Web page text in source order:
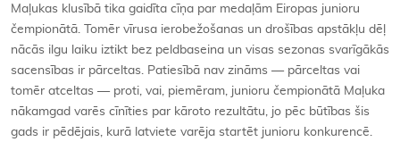
Maļukas klusībā tika gaidīta cīņa par medaļām Eiropas junioru
čempionātā. Tomēr vīrusa ierobežošanas un drošības apstākļu dēļ
nācās ilgu laiku iztikt bez peldbaseina un visas sezonas svarīgākās
sacensības ir pārceltas. Patiesībā nav zināms — pārceltas vai
tomēr atceltas — proti, vai, piemēram, junioru čempionātā Maļuka
nākamgad varēs cīnīties par kāroto rezultātu, jo pēc būtības šis
gads ir pēdējais, kurā latviete varēja startēt junioru konkurencē.